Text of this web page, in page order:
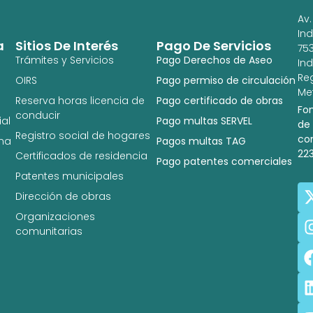
Pago De Servicios
Pago Derechos de Aseo
Pago permiso de circulación
Pago certificado de obras
Pago multas SERVEL
Pagos multas TAG
Pago patentes comerciales
Sitios De Interés
Trámites y Servicios
OIRS
Reserva horas licencia de
conducir
Registro social de hogares
Certificados de residencia
Patentes municipales
Dirección de obras
Organizaciones
comunitarias
Av.
de